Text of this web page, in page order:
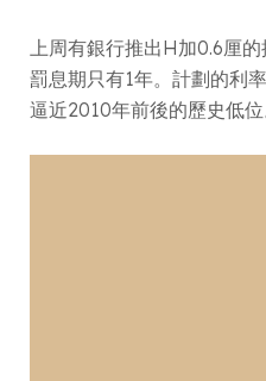
上周有銀行推出H加0.6厘
罰息期只有1年。計劃的利
逼近2010年前後的歷史低